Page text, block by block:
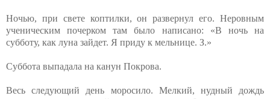
Ночью, при свете коптилки, он развернул его. Неровным
ученическим почерком там было написано: «В ночь на
субботу, как луна зайдет. Я приду к мельнице. З.»
Суббота выпадала на канун Покрова.
Весь следующий день моросило. Мелкий, нудный дождь